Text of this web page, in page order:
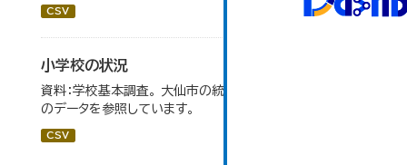
CSV
小学校の状況
資料：学校基本調査。 大仙市の統計「14-3 小学校の状況」
のデータを参照しています。
CSV